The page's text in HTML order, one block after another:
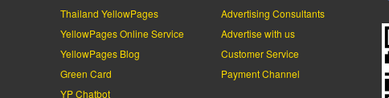
Thailand YellowPages
YellowPages Online Service
YellowPages Blog
Green Card
YP Chatbot
Advertising Consultants
Advertise with us
Customer Service
Payment Channel